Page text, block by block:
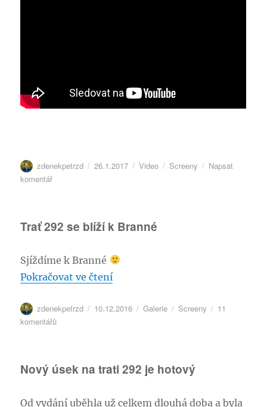
Autor:
zdenekpetrzd Publikováno:
26.1.2017 Formát:
Video Rubriky:
Screeny
Napsat
komentářpro
Vydání
Slezského
Semmeringu
blíží
Trať 292 se blíží k Branné
Sjíždíme k Branné
Pokračovat ve čtení„Trať 292 se blíží k Branné“
Autor:
zdenekpetrzd Publikováno:
10.12.2016 Formát:
Galerie Rubriky:
Screeny
11
komentářůu
Trať
se
Nový úsek na trati 292 je hotový
Od vydání uběhla už celkem dlouhá doba a byla